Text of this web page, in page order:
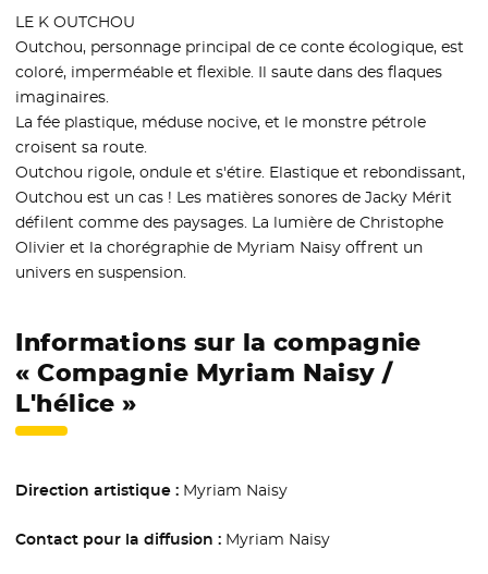
LE K OUTCHOU
Outchou, personnage principal de ce conte écologique, est
coloré, imperméable et flexible. Il saute dans des flaques
imaginaires.
La fée plastique, méduse nocive, et le monstre pétrole
croisent sa route.
Outchou rigole, ondule et s'étire. Elastique et rebondissant,
Outchou est un cas ! Les matières sonores de Jacky Mérit
défilent comme des paysages. La lumière de Christophe
Olivier et la chorégraphie de Myriam Naisy offrent un
univers en suspension.
Informations sur la compagnie
« Compagnie Myriam Naisy /
L'hélice »
Direction artistique : Myriam Naisy
Contact pour la diffusion : Myriam Naisy